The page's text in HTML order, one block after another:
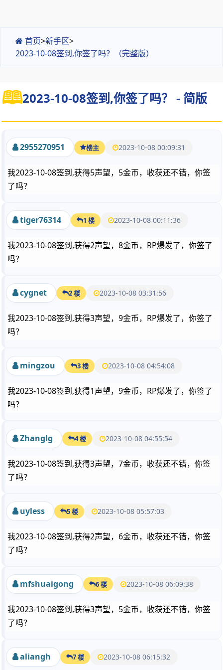
首页>新手区>
2023-10-08签到,你签了吗？（完整版）
2023-10-08签到,你签了吗？ - 简版
2955270951 楼主 2023-10-08 00:09:31
我2023-10-08签到,获得5声望，5金币，收获还不错，你签
了吗？
tiger76314 1 楼 2023-10-08 00:11:36
我2023-10-08签到,获得2声望，8金币，RP爆发了，你签了
吗？
cygnet 2 楼 2023-10-08 03:31:56
我2023-10-08签到,获得3声望，9金币，RP爆发了，你签了
吗？
mingzou 3 楼 2023-10-08 04:54:08
我2023-10-08签到,获得1声望，9金币，RP爆发了，你签了
吗？
Zhanglg 4 楼 2023-10-08 04:55:54
我2023-10-08签到,获得3声望，7金币，收获还不错，你签
了吗？
uyless 5 楼 2023-10-08 05:57:03
我2023-10-08签到,获得2声望，6金币，收获还不错，你签
了吗？
mfshuaigong 6 楼 2023-10-08 06:09:38
我2023-10-08签到,获得3声望，5金币，收获还不错，你签
了吗？
aliangh 7 楼 2023-10-08 06:15:32